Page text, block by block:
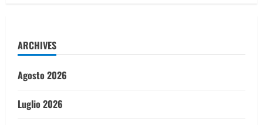
ARCHIVES
Agosto 2026
Luglio 2026